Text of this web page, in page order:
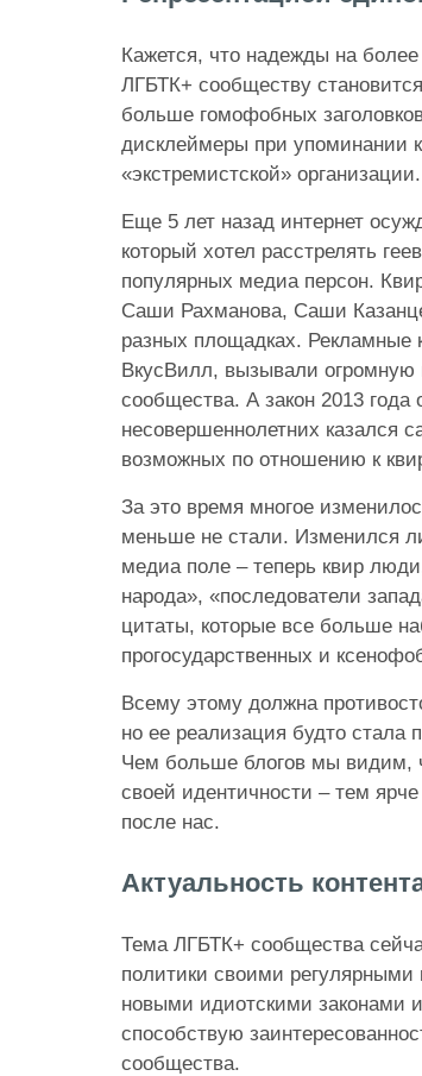
Кажется, что надежды на
ЛГБТК+ сообществу
больше гомофобных
дисклеймеры при упоминании
«экстремистской» организации.
Еще 5 лет назад интернет
который хотел расстрелять
популярных медиа персон.
Саши Рахманова, Саши
разных площадках. Рекламные
ВкусВилл, вызывали огромную
сообщества. А закон 2013 года
несовершеннолетних казался
возможных по отношению к
За это время многое
меньше не стали. Изменился
медиа поле – теперь квир
народа», «последователи
цитаты, которые все больше
прогосударственных и
Всему этому должна
но ее реализация будто стала
Чем больше блогов мы видим,
своей идентичности – тем
после нас.
Актуальность
Тема ЛГБТК+ сообщества
политики своими
новыми идиотскими законами
способствую
сообщества.